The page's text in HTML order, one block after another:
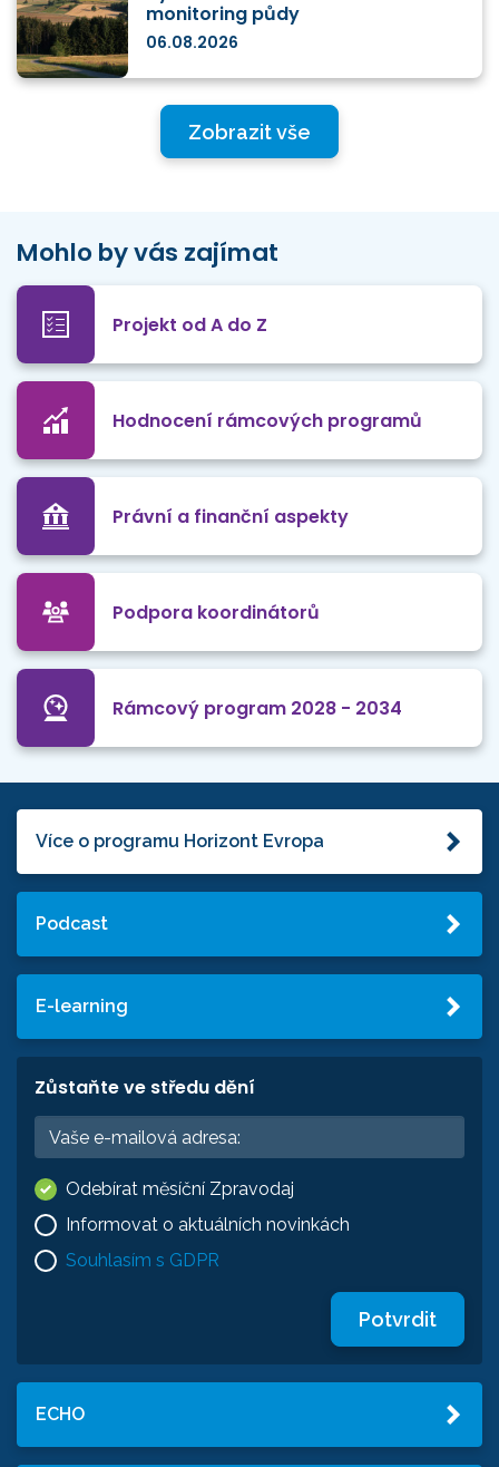
monitoring půdy
06.08.2026
Zobrazit vše
Mohlo by vás zajímat
Projekt od A do Z
Hodnocení rámcových programů
Právní a finanční aspekty
Podpora koordinátorů
Rámcový program 2028 - 2034
Více o programu Horizont Evropa
Podcast
E-learning
Zůstaňte ve středu dění
Odebírat měsíční Zpravodaj
Informovat o aktuálních novinkách
Souhlasím s GDPR
Potvrdit
ECHO